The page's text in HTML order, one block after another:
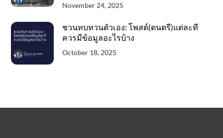
November 24, 2025
ชวนทบทวนตัวเอง: โพสต์(ดนตรี)แต่ละที
ควรมีข้อมูลอะไรบ้าง
October 18, 2025